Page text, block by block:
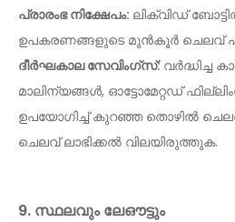
പ്രാരംഭ നിക്ഷേപം: ലിക്വിഡ്
ഉപകരണങ്ങളുടെ മുൻകൂർ ചെലവ്
ദീർഘകാല സേവിംഗ്സ്: വർദ്ധിച്ച
മാലിന്യങ്ങൾ, ഓട്ടോമേറ്റഡ്
ഉപയോഗിച്ച് കുറഞ്ഞ തൊഴിൽ
ചെലവ് ലാഭിക്കൽ വിലയിരുത്തുക.
9. സ്ഥലവും ലേഔട്ടും